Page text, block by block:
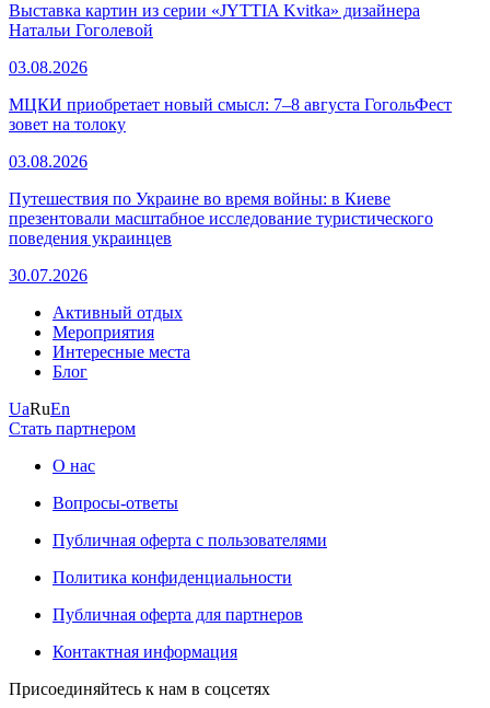
Выставка картин из серии «JYTTIA Kvitka» дизайнера
Натальи Гоголевой
03.08.2026
МЦКИ приобретает новый смысл: 7–8 августа ГогольФест
зовет на толоку
03.08.2026
Путешествия по Украине во время войны: в Киеве
презентовали масштабное исследование туристического
поведения украинцев
30.07.2026
Активный отдых
Мероприятия
Интересные места
Блог
UaRuEn
Стать партнером
О нас
Вопросы-ответы
Публичная оферта с пользователями
Политика конфиденциальности
Публичная оферта для партнеров
Контактная информация
Присоединяйтесь к нам в соцсетях